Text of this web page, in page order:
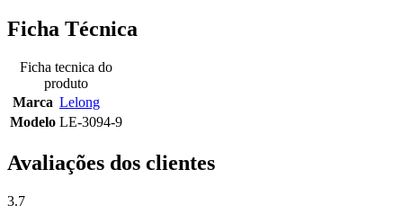
Ficha Técnica
Ficha tecnica do
produto
Marca Lelong
Modelo LE-3094-9
Avaliações dos clientes
3.7